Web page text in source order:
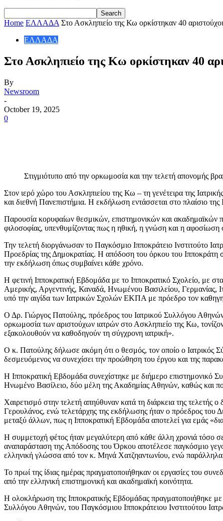
Home ΕΛΛΑΔΑ Στο Ασκληπιείο της Κω ορκίστηκαν 40
ΕΛΛΑΔΑ
Στο Ασκληπιείο της Κω ορκίστηκαν 40
By
Newsroom
-
October 19, 2025
0
Στιγμιότυπο από την ορκωμοσία και την τελετή
Στον ιερό χώρο του Ασκληπιείου της Κω – τη γενέτειρα της
και διεθνή Πανεπιστήμια. Η εκδήλωση εντάσσεται στο πλαίσιο
Παρουσία κορυφαίων θεσμικών, επιστημονικών και ακαδημαϊκών
φιλοσοφίας, υπενθυμίζοντας πως η ηθική, η γνώση και η
Την τελετή διοργάνωσαν το Παγκόσμιο Ιπποκράτειο Ινστιτούτο
Προεδρίας της Δημοκρατίας. Η απόδοση του όρκου του Ιπποκράτη
την εκδήλωση όπως συμβαίνει κάθε χρόνο.
Η φετινή Ιπποκρατική Εβδομάδα με το Ιπποκρατικό Σχολείο, με
Αμερικής, Αργεντινής, Καναδά, Ηνωμένου Βασιλείου, Γερμανίας,
υπό την αιγίδα των Ιατρικών Σχολών ΕΚΠΑ με πρόεδρο τον
Ο Δρ. Γιώργος Πατούλης, πρόεδρος του Ιατρικού Συλλόγου Αθηνών
ορκωμοσία των αριστούχων ιατρών στο Ασκληπιείο της Κω,
εξακολουθούν να καθοδηγούν τη σύγχρονη ιατρική».
Ο κ. Πατούλης δήλωσε ακόμη ότι ο θεσμός, τον οποίο ο Ιατρικός
δεσμευόμενος να συνεχίσει την προώθηση του έργου και της
Η Ιπποκρατική Εβδομάδα συνεχίστηκε με διήμερο επιστημονικό
Ηνωμένο Βασίλειο, δύο μέλη της Ακαδημίας Αθηνών, καθώς και
Χαιρετισμό στην τελετή απηύθυναν κατά τη διάρκεια της
Γερουλάνος, ενώ τελετάρχης της εκδήλωσης ήταν ο πρόεδρος του
μεταξύ άλλων, πως η Ιπποκρατική Εβδομάδα αποτελεί για εμάς
Η συμμετοχή φέτος ήταν μεγαλύτερη από κάθε άλλη χρονιά τόσο
αναπαράσταση της Απόδοσης του Όρκου αποτέλεσε παγκόσμιο
ελληνική γλώσσα από τον κ. Μηνά Χατζηαντωνίου, ενώ
Το πρωί της ίδιας ημέρας πραγματοποιήθηκαν οι εργασίες του
από την ελληνική επιστημονική και ακαδημαϊκή κοινότητα.
Η ολοκλήρωση της Ιπποκρατικής Εβδομάδας πραγματοποιήθηκε
Συλλόγου Αθηνών, του Παγκόσμιου Ιπποκράτειου Ινστιτούτου